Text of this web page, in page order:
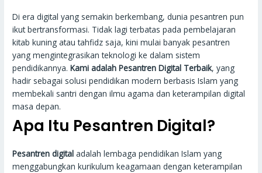
Di era digital yang semakin berkembang, dunia pesantren pun
ikut bertransformasi. Tidak lagi terbatas pada pembelajaran
kitab kuning atau tahfidz saja, kini mulai banyak pesantren
yang mengintegrasikan teknologi ke dalam sistem
pendidikannya.Kami adalah Pesantren Digital Terbaik, yang
hadir sebagai solusi pendidikan modern berbasis Islam yang
membekali santri dengan ilmu agama dan keterampilan digital
masa depan.
Apa Itu Pesantren Digital?
Pesantren digital adalah lembaga pendidikan Islam yang
menggabungkan kurikulum keagamaan dengan keterampilan